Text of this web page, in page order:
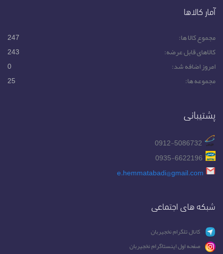
آمار کالاها
مجموع کالا ها:
247
کالاهای قابل عرضه:
243
امروز اضافه شد:
0
مجموعه ها:
25
پشتیبانی
e.hemmatabadi@gmail.com
شبکه های اجتماعی
کانال تلگرام نخجیربان
صفحه اول اینستاگرام نخجیربان